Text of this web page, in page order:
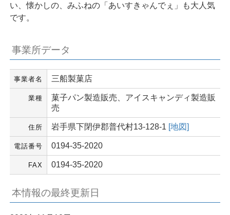
い、懐かしの、みふねの「あいすきゃんでぇ」も大人気
です。
事業所データ
事業者名 三船製菓店
業種
菓子パン製造販売、アイスキャンディ製造販
売
住所 岩手県下閉伊郡普代村13-128-1 [地図]
電話番号 0194-35-2020
FAX 0194-35-2020
本情報の最終更新日